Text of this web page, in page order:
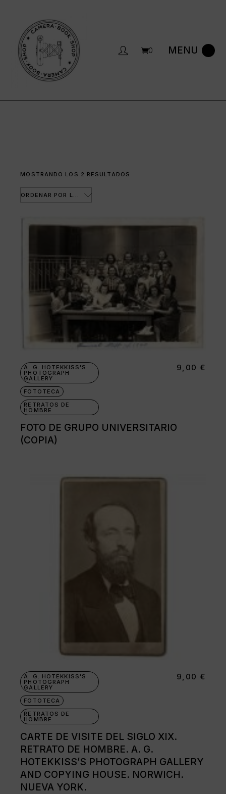
0
MOSTRANDO LOS 2 RESULTADOS
A. G. HOTEKKISS'S
PHOTOGRAPH
GALLERY
FOTOTECA
RETRATOS DE
HOMBRE
FOTO DE GRUPO UNIVERSITARIO
(COPIA)
9,00 €
A. G. HOTEKKISS'S
PHOTOGRAPH
GALLERY
FOTOTECA
RETRATOS DE
HOMBRE
CARTE DE VISITE DEL SIGLO XIX.
RETRATO DE HOMBRE. A. G.
HOTEKKISS’S PHOTOGRAPH GALLERY
AND COPYING HOUSE. NORWICH.
NUEVA YORK.
9,00 €